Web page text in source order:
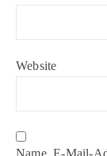
Website
Name, E-Mail-